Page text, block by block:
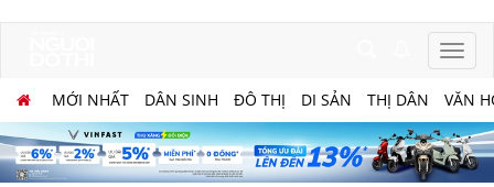
MỚI NHẤT DÂN SINH ĐÔ THỊ DI SẢN THỊ DÂN VĂN